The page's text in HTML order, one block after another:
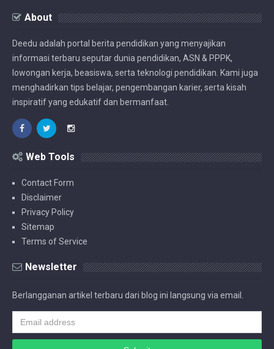
About
Deedu adalah portal berita pendidikan yang menyajikan
informasi terbaru seputar dunia pendidikan, ASN & PPPK,
lowongan kerja, beasiswa, serta teknologi pendidikan. Kami juga
menghadirkan tips belajar, pengembangan karier, serta kisah
inspiratif yang edukatif dan bermanfaat.
Web Tools
Contact Form
Disclaimer
Privacy Policy
Sitemap
Terms of Service
Newsletter
Berlangganan artikel terbaru dari blog ini langsung via email.